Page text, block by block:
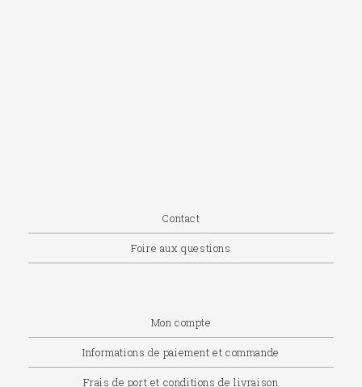
Contact
Foire aux questions
Mon compte
Informations de paiement et commande
Frais de port et conditions de livraison